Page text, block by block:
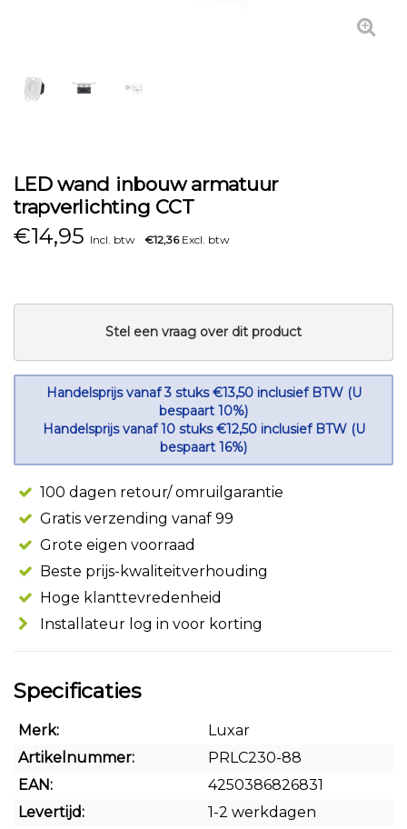
LED wand inbouw armatuur
trapverlichting CCT
€14,95 Incl. btw €12,36Excl. btw
Stel een vraag over dit product
Handelsprijs vanaf 3 stuks €13,50 inclusief BTW (U
bespaart 10%)
Handelsprijs vanaf 10 stuks €12,50 inclusief BTW (U
bespaart 16%)
100 dagen retour/ omruilgarantie
Gratis verzending vanaf 99
Grote eigen voorraad
Beste prijs-kwaliteitverhouding
Hoge klanttevredenheid
Installateur log in voor korting
Specificaties
Merk:
Luxar
Artikelnummer:
PRLC230-88
EAN:
4250386826831
Levertijd:
1-2 werkdagen